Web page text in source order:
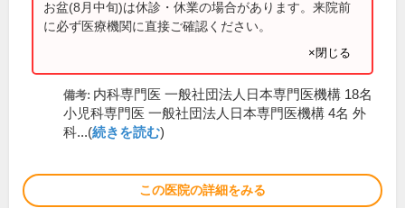
お盆(8月中旬)は休診・休業の場合があります。来院前
に必ず医療機関に直接ご確認ください。
×閉じる
備考: 内科専門医 一般社団法人日本専門医機構 18名
小児科専門医 一般社団法人日本専門医機構 4名 外
科...(続きを読む)
この医院の詳細をみる